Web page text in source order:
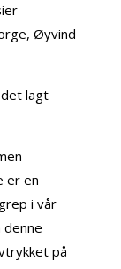
Øyvind
lagt
er en
i vår
på